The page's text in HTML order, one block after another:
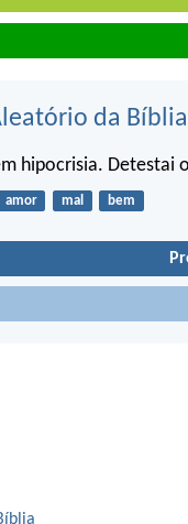
da Bíblia
hipocrisia. Detestai
amor mal bem